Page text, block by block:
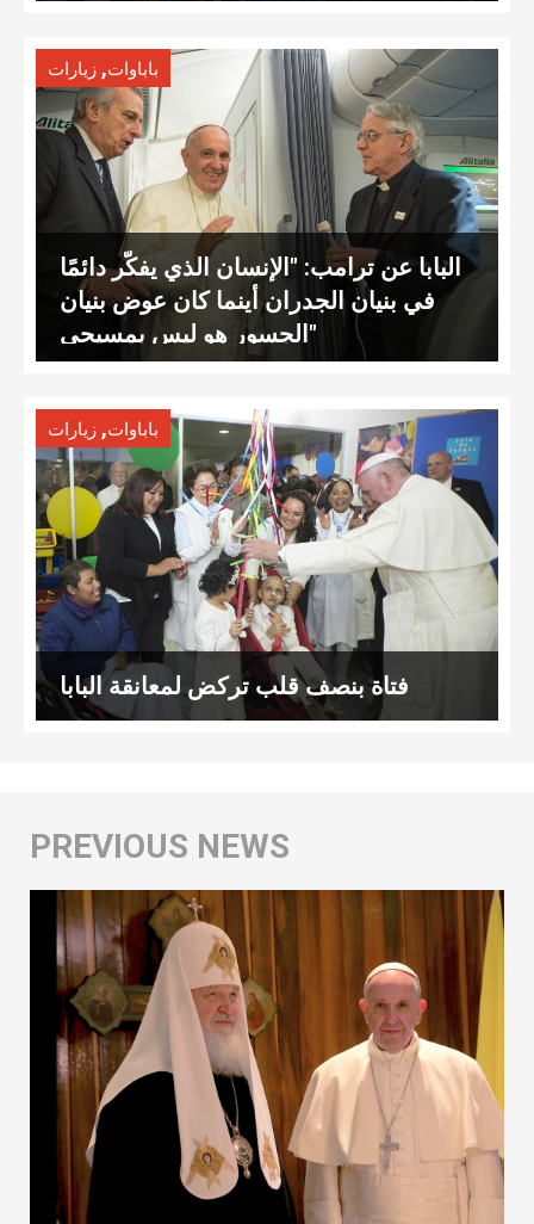
باباوات, زيارات
البابا عن ترامب: "الإنسان الذي يفكّر دائمًا
في بنيان الجدران أينما كان عوض بنيان
الجسور هو ليس بمسيحي"
باباوات, زيارات
فتاة بنصف قلب تركض لمعانقة البابا